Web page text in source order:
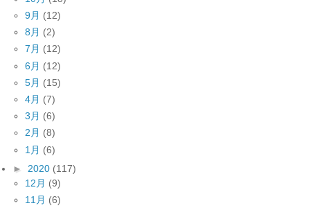
9月 (12)
8月 (2)
7月 (12)
6月 (12)
5月 (15)
4月 (7)
3月 (6)
2月 (8)
1月 (6)
► 2020 (117)
12月 (9)
11月 (6)